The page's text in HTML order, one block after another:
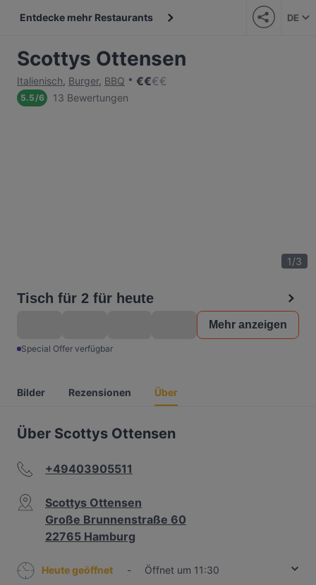
Entdecke mehr Restaurants DE
Scottys Ottensen
Italienisch, Burger, BBQ €€€€
5.5/6 13 Bewertungen
1/3
Tisch für 2 für heute
Mehr anzeigen
Special Offer verfügbar
Bilder Rezensionen Über
Über Scottys Ottensen
+49403905511
Scottys Ottensen
Große Brunnenstraße 60
22765 Hamburg
Heute geöffnet -
Öffnet um 11:30